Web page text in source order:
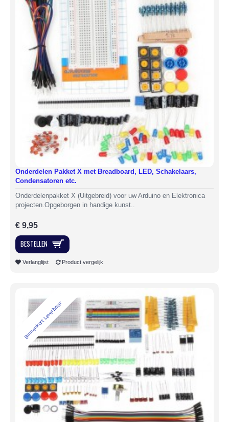
Onderdelen Pakket X met Breadboard, LED, Schakelaars,
Condensatoren etc.
Onderdelenpakket X (Uitgebreid) voor uw Arduino en Elektronica
projecten.Opgeborgen in handige kunst..
€ 9,95
BESTELLEN
Verlanglijst Product vergelijk
Binnenkort Leverbaar